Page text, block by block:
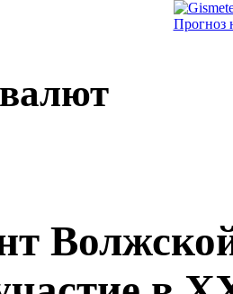
Прогноз